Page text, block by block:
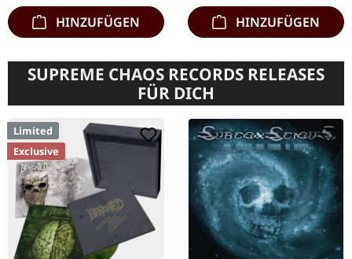
HINZUFÜGEN HINZUFÜGEN
SUPREME CHAOS RECORDS RELEASES
FÜR DICH
Limited
Exclusive